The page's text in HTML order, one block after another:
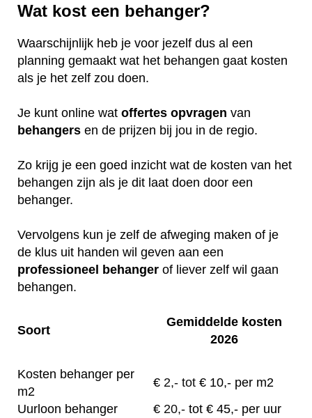
Wat kost een behanger?
Waarschijnlijk heb je voor jezelf dus al een
planning gemaakt wat het behangen gaat kosten
als je het zelf zou doen.
Je kunt online wat offertes opvragen van
behangers en de prijzen bij jou in de regio.
Zo krijg je een goed inzicht wat de kosten van het
behangen zijn als je dit laat doen door een
behanger.
Vervolgens kun je zelf de afweging maken of je
de klus uit handen wil geven aan een
professioneel behanger of liever zelf wil gaan
behangen.
Soort
Gemiddelde kosten
2026
Kosten behanger per
m2
€ 2,- tot € 10,- per m2
Uurloon behanger
€ 20,- tot € 45,- per uur